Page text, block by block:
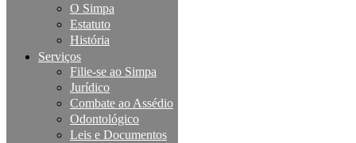
O Simpa
Estatuto
História
Serviços
Filie-se ao Simpa
Jurídico
Combate ao Assédio
Odontológico
Leis e Documentos